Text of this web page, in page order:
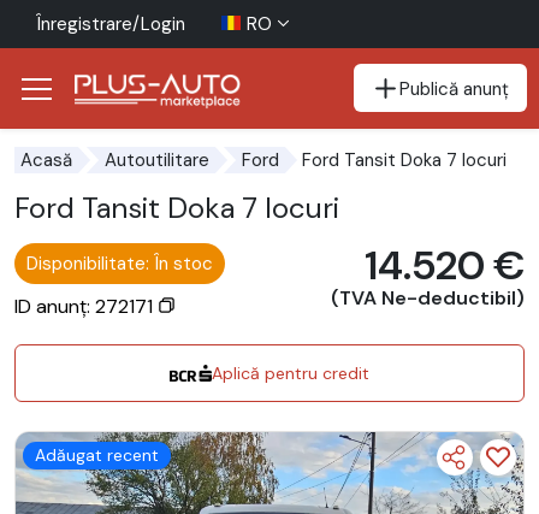
Înregistrare/Login RO
Publică anunț
Acasă Autoutilitare Ford Ford Tansit Doka 7 locuri
Ford Tansit Doka 7 locuri
Disponibilitate: În stoc
ID anunț: 272171
14.520 €
(TVA Ne-deductibil)
Aplică pentru credit
Adăugat recent